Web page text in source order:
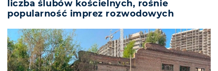
liczba ślubów kościelnych, rośnie
popularność imprez rozwodowych